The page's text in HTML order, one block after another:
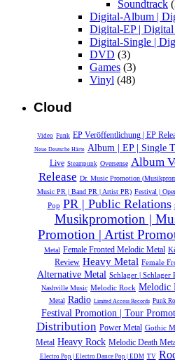
Soundtrack
Digital-Album |
Digital-EP | Digital
Digital-Single |
DVD (3)
Games (3)
Vinyl (48)
Cloud
Video Funk EP Veröffentlichung | EP
Neue Deutsche Härte Album | EP | Single
Live Steampunk Oversense Album
Release Dr. Music Promotion
Music PR | Band PR | Artist PR) Festival |
Pop PR | Public Relations
Musikpromotion |
Promotion | Artist
Metal Female Fronted Melodic Metal
Review Heavy Metal Female
Alternative Metal Schlager | Schlager
Nashville Music Melodic Rock Melodic
Metal Radio Limited Access Records Punk
Festival Promotion | Tour
Distribution Power Metal Gothic
Metal Heavy Rock Melodic Death
Electro Pop | Electro Dance Pop | EDM TV